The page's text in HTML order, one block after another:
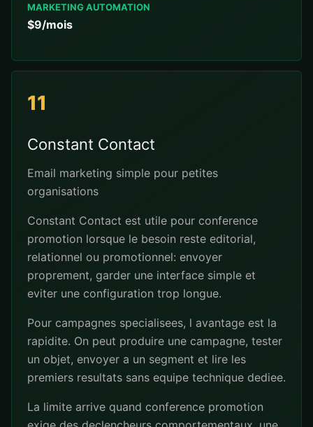
MARKETING AUTOMATION
$9/mois
11
Constant Contact
Email marketing simple pour petites
organisations
Constant Contact est utile pour conference
promotion lorsque le besoin reste editorial,
relationnel ou promotionnel: envoyer
proprement, garder une interface simple et
eviter une configuration trop longue.
Pour campagnes specialisees, l avantage est la
rapidite. On peut produire une campagne, tester
un objet, envoyer a un segment et lire les
premiers resultats sans equipe technique dediee.
La limite arrive quand conference promotion